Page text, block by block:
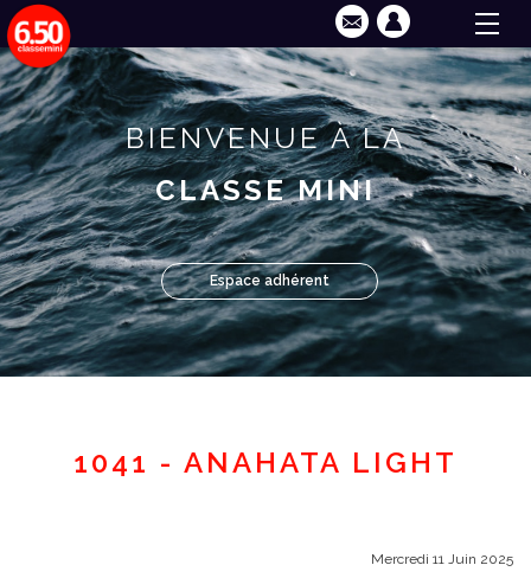
BIENVENUE À LA
CLASSE MINI
Espace adhérent
1041 - ANAHATA LIGHT
Mercredi 11 Juin 2025